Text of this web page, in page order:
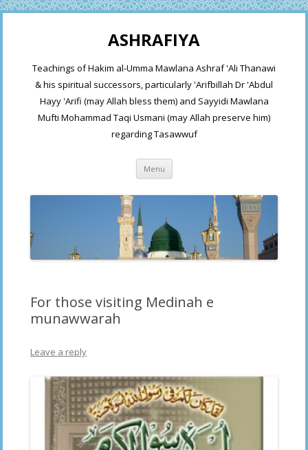
ASHRAFIYA
Teachings of Hakim al-Umma Mawlana Ashraf 'Ali Thanawi
& his spiritual successors, particularly 'Arifbillah Dr 'Abdul
Hayy 'Arifi (may Allah bless them) and Sayyidi Mawlana
Mufti Mohammad Taqi Usmani (may Allah preserve him)
regarding Tasawwuf
Menu Skip
content
For those visiting Medinah e
munawwarah
Leave a reply